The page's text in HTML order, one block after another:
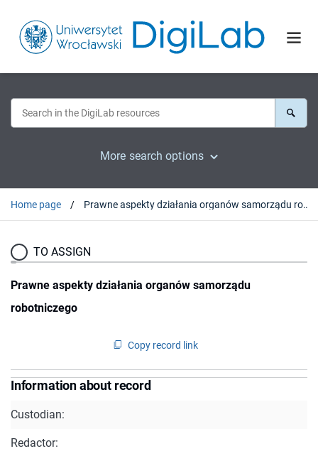
More search options
Home page Prawne aspekty działania organów samorządu robotniczego
TO ASSIGN
Prawne aspekty działania organów samorządu
robotniczego
Copy record link
Information about record
Custodian:
Redactor: